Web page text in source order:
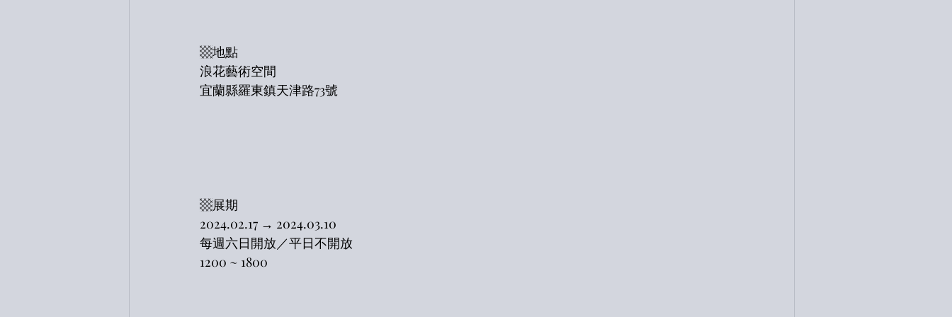
▩地點
浪花藝術空間
宜蘭縣羅東鎮天津路73號
▩展期
2024.02.17 → 2024.03.10
每週六日開放／平日不開放
1200 ~ 1800